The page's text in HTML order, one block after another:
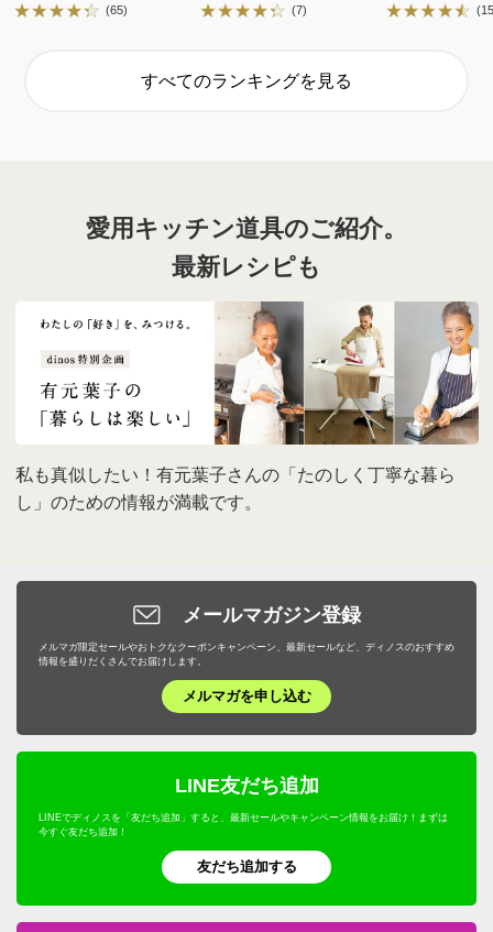
(65) (7)
すべてのランキングを見る
愛用キッチン道具のご紹介。
最新レシピも
私も真似したい！有元葉子さんの「たのしく丁寧な暮ら
し」のための情報が満載です。
メールマガジン登録
メルマガ限定セールやおトクなクーポンキャンペーン、最新セールなど、ディノスのおすすめ
情報を盛りだくさんでお届けします。
メルマガを申し込む
LINE友だち追加
LINEでディノスを「友だち追加」すると、最新セールやキャンペーン情報をお届け！まずは
今すぐ友だち追加！
友だち追加する